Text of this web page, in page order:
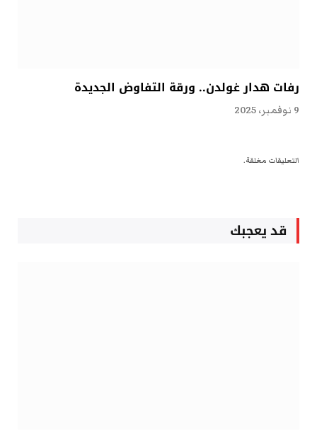
رفات هدار غولدن.. ورقة التفاوض الجديدة
9 نوفمبر، 2025
التعليقات مغلقة.
قد يعجبك